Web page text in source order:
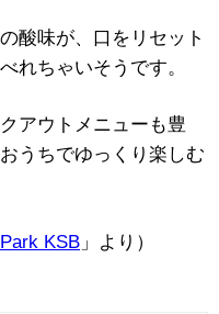
酸味が、口をリセット
れちゃいそうです。
アウトメニューも豊
うちでゆっくり楽しむ
KSB 」より）